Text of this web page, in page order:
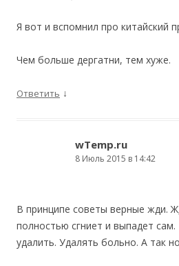
Я вот и вспомнил про китайский
Чем больше дергатни, тем хуже.
Ответить ↓
wTemp.ru
8 Июль 2015 в 14:42
В принципе советы верные жди.
полностью сгниет и выпадет
удалить. Удалять больно. А так